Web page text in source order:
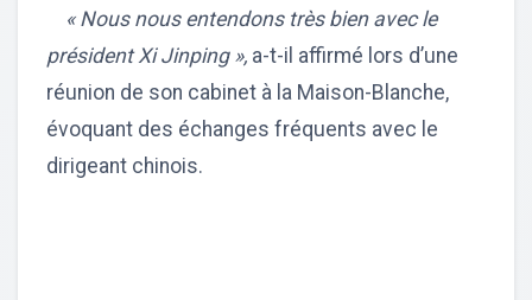
« Nous nous entendons très bien avec le
président Xi Jinping », a-t-il affirmé lors d’une
réunion de son cabinet à la Maison-Blanche,
évoquant des échanges fréquents avec le
dirigeant chinois.